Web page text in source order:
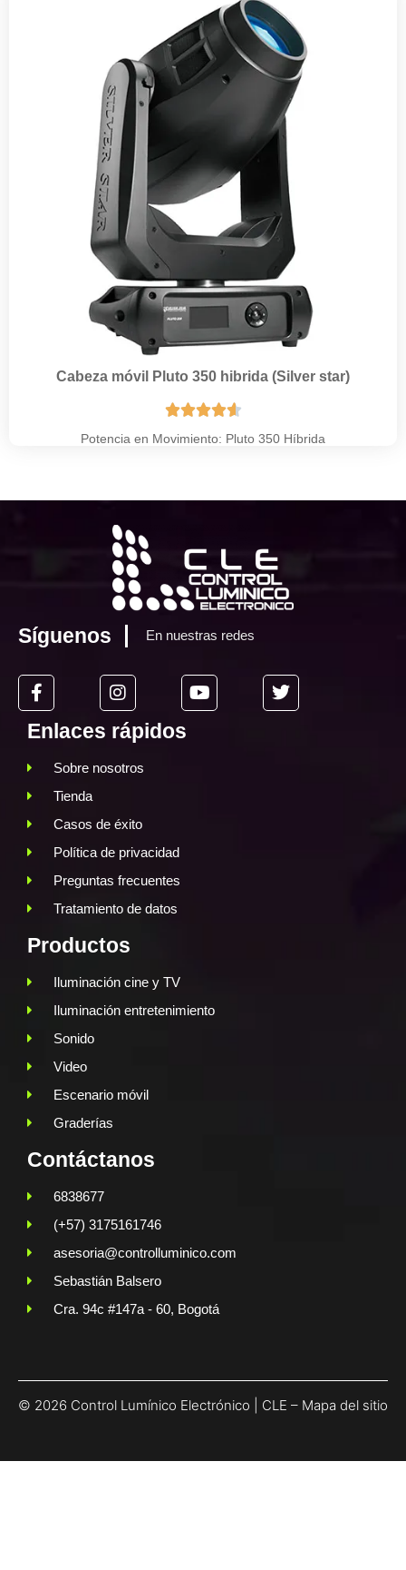
Cabeza móvil Pluto 350 hibrida (Silver star)

Potencia en Movimiento: Pluto 350 Híbrida
Síguenos En nuestras redes
Enlaces rápidos
Sobre nosotros
Tienda
Casos de éxito
Política de privacidad
Preguntas frecuentes
Tratamiento de datos
Productos
Iluminación cine y TV
Iluminación entretenimiento
Sonido
Video
Escenario móvil
Graderías
Contáctanos
6838677
(+57) 3175161746
asesoria@controlluminico.com
Sebastián Balsero
Cra. 94c #147a - 60, Bogotá
© 2026 Control Lumínico Electrónico | CLE – Mapa del sitio